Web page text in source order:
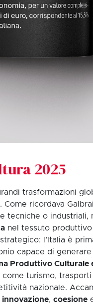
2025
trasformazioni
Come ricordava
tecniche o industriali,
nel tessuto
l’Italia è
capace di
Produttivo Culturale
turismo,
nazionale.
innovazione,coesione